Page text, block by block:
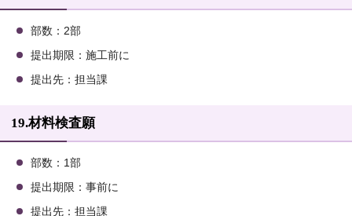
部数：2部
提出期限：施工前に
提出先：担当課
19.材料検査願
部数：1部
提出期限：事前に
提出先：担当課